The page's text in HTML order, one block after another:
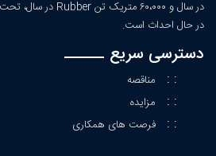
در حال احداث است.
دسترسی سریع
: : مناقصه
: : مزایده
: : فرصت های همکاری